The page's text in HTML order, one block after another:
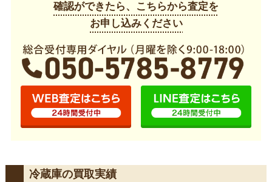
確認ができたら、こちらから査定を
お申し込みください
冷蔵庫の買取実績